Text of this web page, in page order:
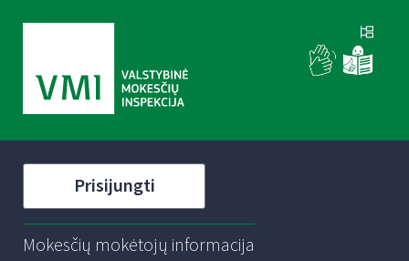
Prisijungti
Mokesčių mokėtojų informacija